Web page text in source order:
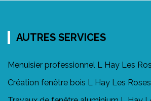
AUTRES SERVICES
Menuisier professionnel L Hay Les
Création fenêtre bois L Hay Les